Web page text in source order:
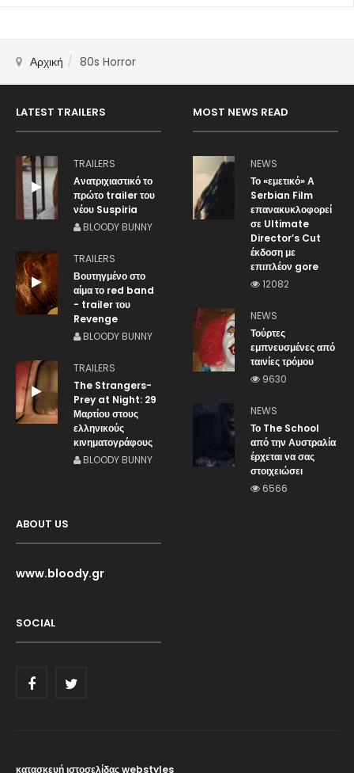
Αρχική 80s Horror
LATEST TRAILERS
TRAILERS
Ανατριχιαστικό το
πρώτο trailer του
νέου Suspiria
BLOODY BUNNY
TRAILERS
Βουτηγμένο στο
αίμα το red band
- trailer του
Revenge
BLOODY BUNNY
TRAILERS
The Strangers-
Prey at Night: 29
Μαρτίου στους
ελληνικούς
κινηματογράφους
BLOODY BUNNY
MOST NEWS READ
NEWS
Το «εμετικό» Α
Serbian Film
επανακυκλοφορεί
σε Ultimate
Director’s Cut
έκδοση με
επιπλέον gore
12082
NEWS
Τούρτες
εμπνευσμένες από
ταινίες τρόμου
9630
NEWS
Το The School
από την Αυστραλία
έρχεται να σας
στοιχειώσει
6566
ABOUT US
www.bloody.gr
SOCIAL
κατασκευή ιστοσελίδας webstyles